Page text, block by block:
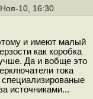
10, 16:30
и имеют малый
как коробка
Да и вобще это
тока
специализированые
источниками...